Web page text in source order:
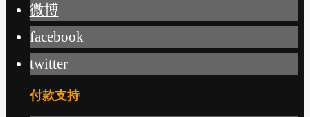
微博
facebook
twitter
付款支持